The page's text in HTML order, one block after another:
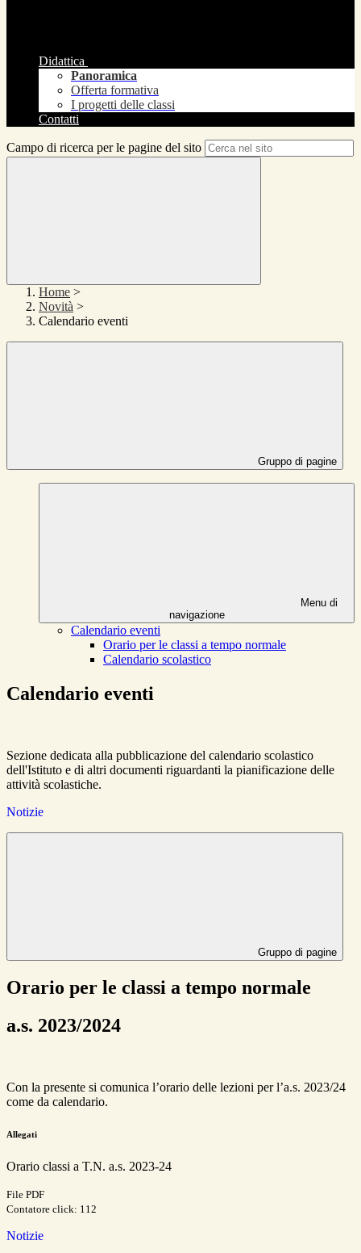
Didattica
Panoramica
Offerta formativa
I progetti delle classi
Contatti
Campo di ricerca per le pagine del sito
Home >
Novità >
Calendario eventi
Gruppo di pagine
Menu di
navigazione
Calendario eventi
Orario per le classi a tempo normale
Calendario scolastico
Calendario eventi
Sezione dedicata alla pubblicazione del calendario scolastico
dell'Istituto e di altri documenti riguardanti la pianificazione delle
attività scolastiche.
Notizie
Gruppo di pagine
Orario per le classi a tempo normale
a.s. 2023/2024
Con la presente si comunica l’orario delle lezioni per l’a.s. 2023/24
come da calendario.
Allegati
Orario classi a T.N. a.s. 2023-24
File PDF
Contatore click: 112
Notizie